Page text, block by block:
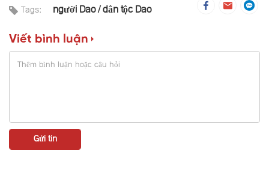
Tags: người Dao dân tộc Dao
Viết bình luận